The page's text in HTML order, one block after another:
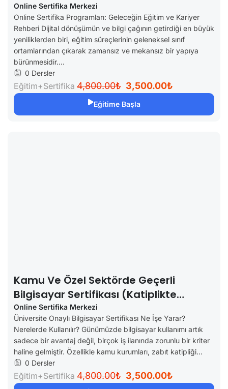
Online Sertifika Merkezi
Online Sertifika Programları: Geleceğin Eğitim ve Kariyer
Rehberi Dijital dönüşümün ve bilgi çağının getirdiği en büyük
yeniliklerden biri, eğitim süreçlerinin geleneksel sınıf
ortamlarından çıkarak zamansız ve mekansız bir yapıya
bürünmesidir....
0 Dersler
Eğitim+Sertifika 4,800.00₺ 3,500.00₺
Eğitime Başla
Kamu Ve Özel Sektörde Geçerli
Bilgisayar Sertifikası (Katiplikte
Geçerli)
Online Sertifika Merkezi
Üniversite Onaylı Bilgisayar Sertifikası Ne İşe Yarar?
Nerelerde Kullanılır? Günümüzde bilgisayar kullanımı artık
sadece bir avantaj değil, birçok iş ilanında zorunlu bir kriter
haline gelmiştir. Özellikle kamu kurumları, zabıt katipliği...
0 Dersler
Eğitim+Sertifika 4,800.00₺ 3,500.00₺